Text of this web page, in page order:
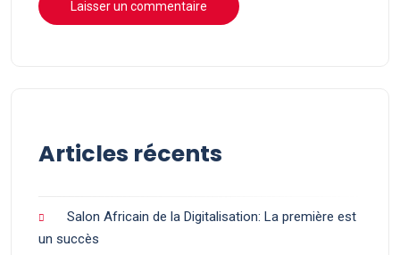
Articles récents
Salon Africain de la Digitalisation: La première est
un succès